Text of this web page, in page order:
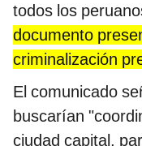
todos los
documento
criminalización
El comunicado
buscarían
ciudad capital,